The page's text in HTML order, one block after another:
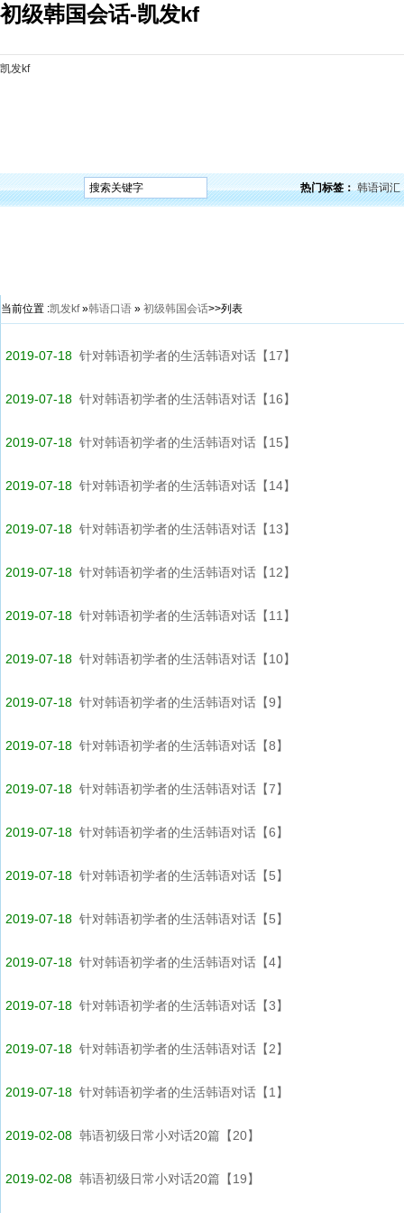
初级韩国会话-凯发kf
凯发kf
热门标签： 韩语词汇
当前位置 :凯发kf»韩语口语 » 初级韩国会话>>列表
2019-07-18 针对韩语初学者的生活韩语对话【17】
2019-07-18 针对韩语初学者的生活韩语对话【16】
2019-07-18 针对韩语初学者的生活韩语对话【15】
2019-07-18 针对韩语初学者的生活韩语对话【14】
2019-07-18 针对韩语初学者的生活韩语对话【13】
2019-07-18 针对韩语初学者的生活韩语对话【12】
2019-07-18 针对韩语初学者的生活韩语对话【11】
2019-07-18 针对韩语初学者的生活韩语对话【10】
2019-07-18 针对韩语初学者的生活韩语对话【9】
2019-07-18 针对韩语初学者的生活韩语对话【8】
2019-07-18 针对韩语初学者的生活韩语对话【7】
2019-07-18 针对韩语初学者的生活韩语对话【6】
2019-07-18 针对韩语初学者的生活韩语对话【5】
2019-07-18 针对韩语初学者的生活韩语对话【5】
2019-07-18 针对韩语初学者的生活韩语对话【4】
2019-07-18 针对韩语初学者的生活韩语对话【3】
2019-07-18 针对韩语初学者的生活韩语对话【2】
2019-07-18 针对韩语初学者的生活韩语对话【1】
2019-02-08 韩语初级日常小对话20篇【20】
2019-02-08 韩语初级日常小对话20篇【19】